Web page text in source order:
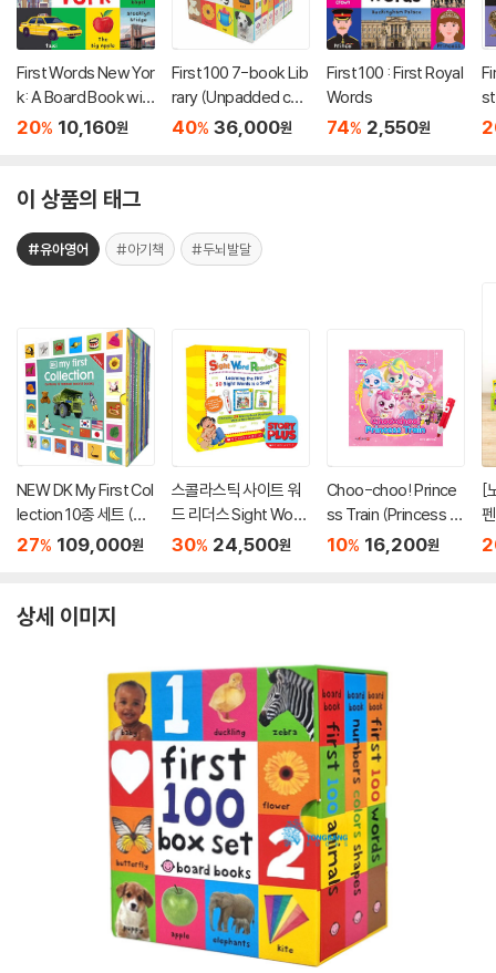
First Words New Yor
k: A Board Book wit
h Pictures and Word
20% 10,160원
First 100 7-book Lib
rary (Unpadded cov
ers)
40% 36,000원
First 100 : First Royal
Words
74% 2,550원
이 상품의 태그
#유아영어 #아기책 #두뇌발달
NEW DK My First Col
lection 10종 세트 (세
이펜호환 /2024년 Re
27% 109,000원
스콜라스틱 사이트 워
드 리더스 Sight Word
Reader With Poppe
30% 24,500원
Choo-choo! Prince
ss Train (Princess C
atch! Teenieping)
10% 16,200원
[
상세 이미지